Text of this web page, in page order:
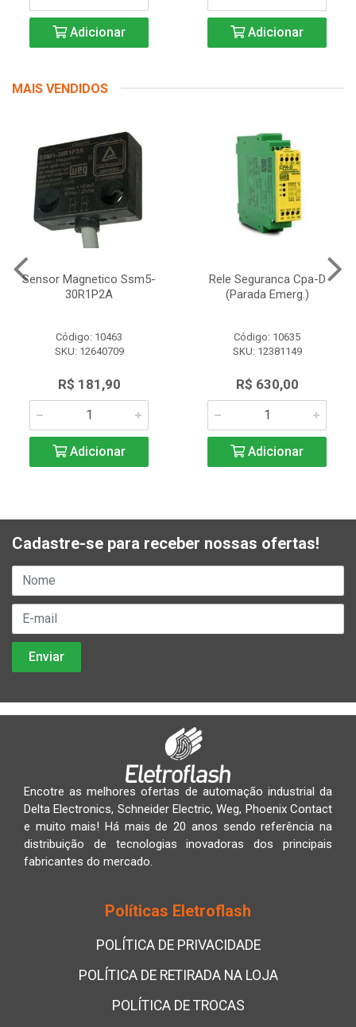
Adicionar Adicionar
MAIS VENDIDOS
Sensor Magnetico Ssm5-
30R1P2A
Código: 10463
SKU: 12640709
R$ 181,90
Adicionar
Rele Seguranca Cpa-D
(Parada Emerg.)
Código: 10635
SKU: 12381149
R$ 630,00
Adicionar
Cadastre-se para receber nossas ofertas!
Encotre as melhores ofertas de automação industrial da
Delta Electronics, Schneider Electric, Weg, Phoenix Contact
e muito mais! Há mais de 20 anos sendo referência na
distribuição de tecnologias inovadoras dos principais
fabricantes do mercado.
Políticas Eletroflash
POLÍTICA DE PRIVACIDADE
POLÍTICA DE RETIRADA NA LOJA
POLÍTICA DE TROCAS